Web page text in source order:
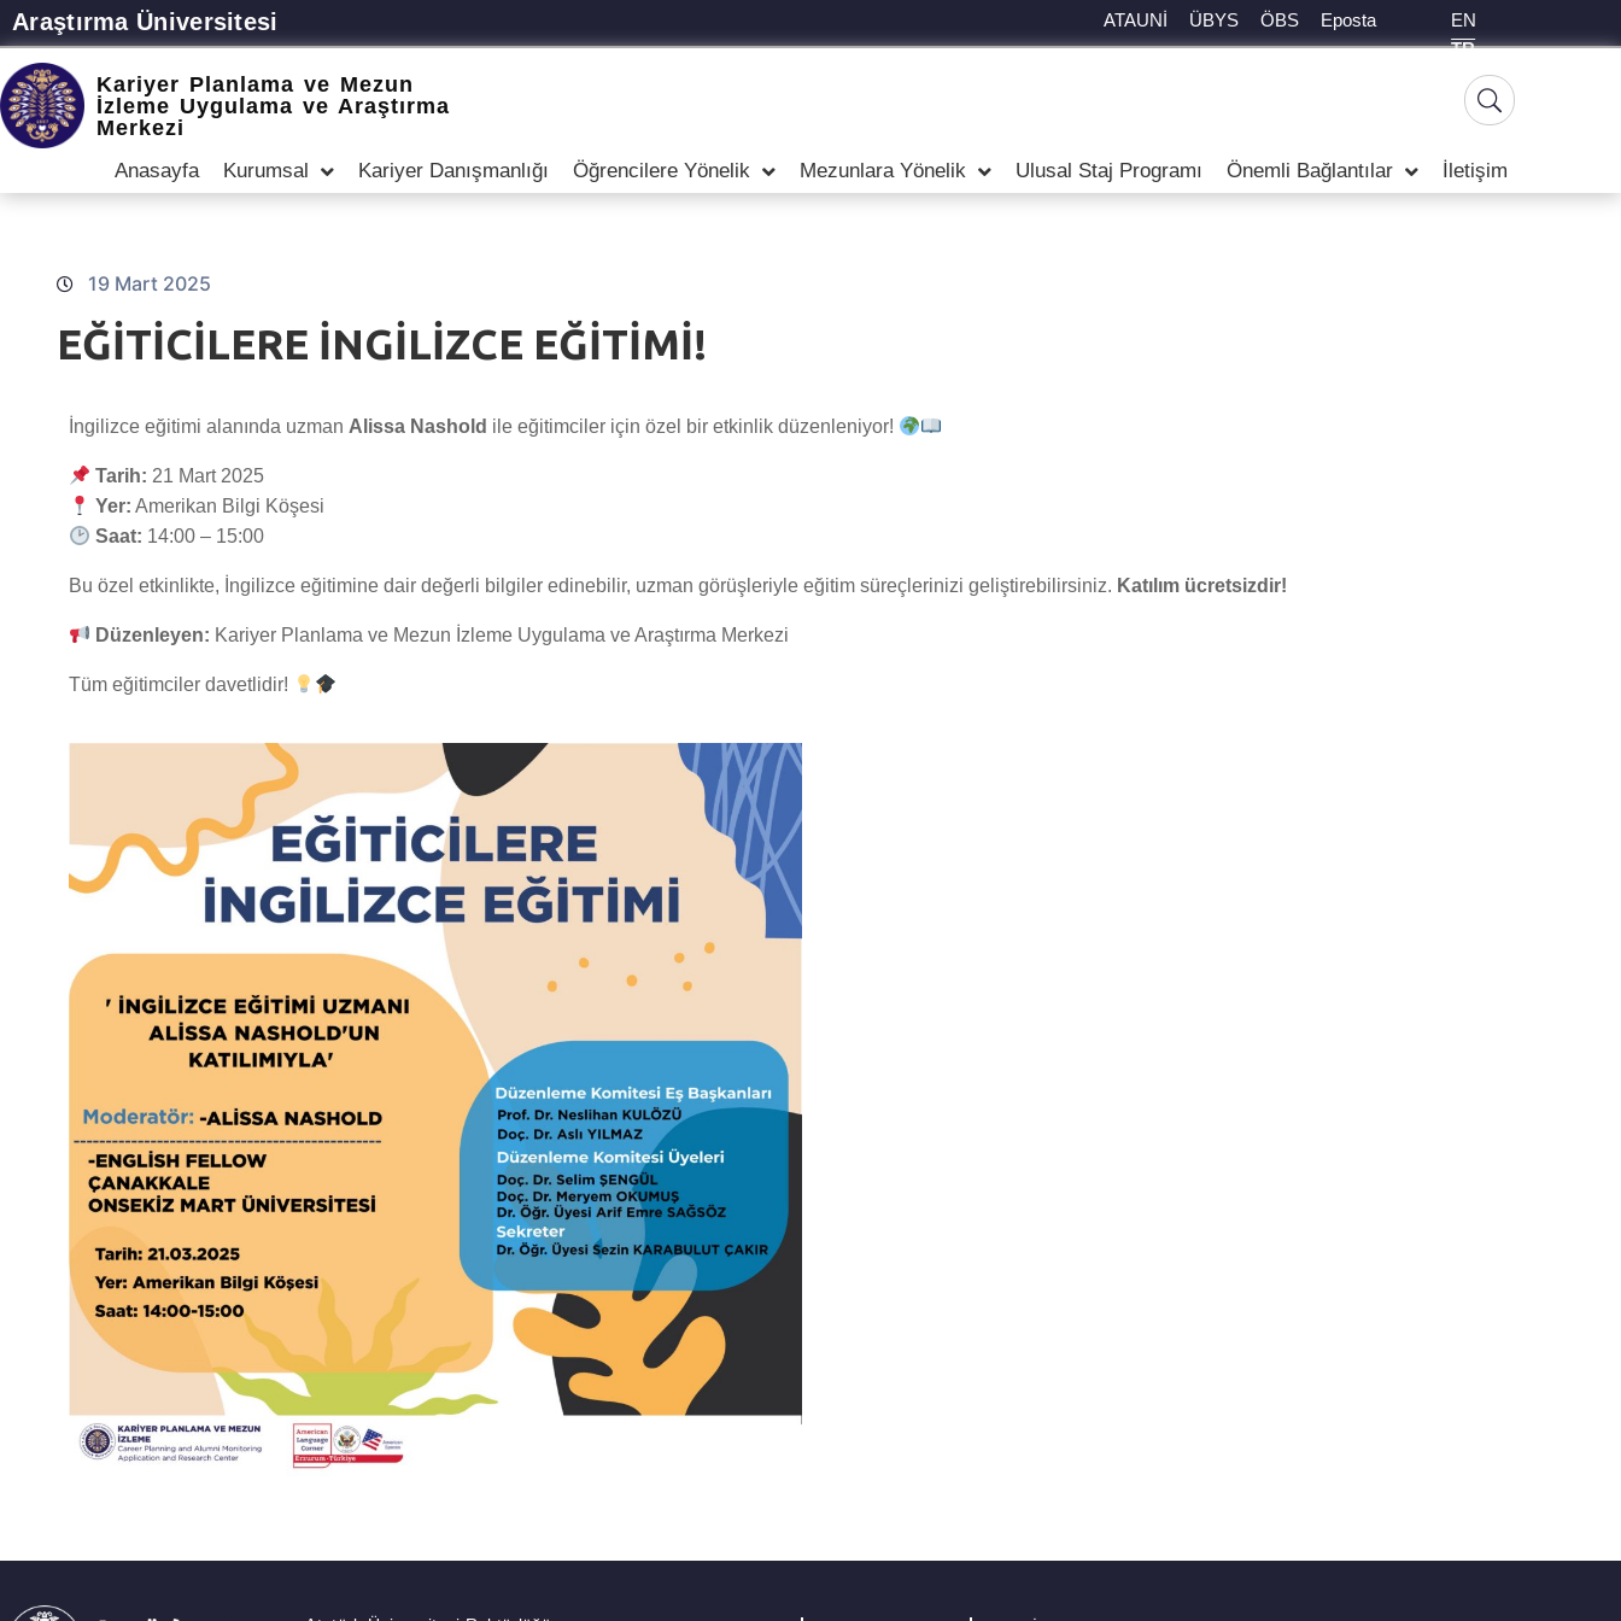
Araştırma Üniversitesi ATAUNİ ÜBYS ÖBS Eposta
EN
TR
Kariyer Planlama ve Mezun
İzleme Uygulama ve Araştırma
Merkezi
Anasayfa Kurumsal Kariyer Danışmanlığı Öğrencilere Yönelik Mezunlara Yönelik Ulusal Staj Programı Önemli Bağlantılar İletişim
19 Mart 2025
EĞİTİCİLERE İNGİLİZCE EĞİTİMİ!
İngilizce eğitimi alanında uzman Alissa Nashold ile eğitimciler için özel bir etkinlik düzenleniyor!
Tarih: 21 Mart 2025
Yer: Amerikan Bilgi Köşesi
Saat: 14:00 – 15:00
Bu özel etkinlikte, İngilizce eğitimine dair değerli bilgiler edinebilir, uzman görüşleriyle eğitim süreçlerinizi geliştirebilirsiniz. Katılım ücretsizdir!
Düzenleyen: Kariyer Planlama ve Mezun İzleme Uygulama ve Araştırma Merkezi
Tüm eğitimciler davetlidir!